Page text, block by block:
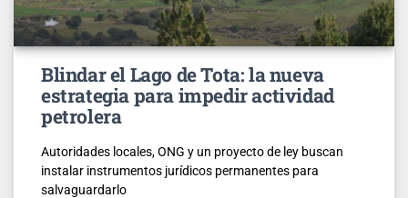
Blindar el Lago de Tota: la nueva
estrategia para impedir actividad
petrolera
Autoridades locales, ONG y un proyecto de ley buscan
instalar instrumentos jurídicos permanentes para
salvaguardarlo